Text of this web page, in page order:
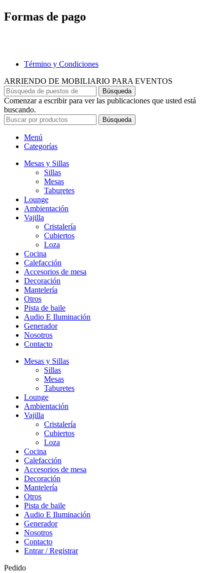
Formas de pago
Término y Condiciones
ARRIENDO DE MOBILIARIO PARA EVENTOS
Búsqueda
Comenzar a escribir para ver las publicaciones que usted está
buscando.
Búsqueda
Menú
Categorías
Mesas y Sillas
Sillas
Mesas
Taburetes
Lounge
Ambientación
Vajilla
Cristalería
Cubiertos
Loza
Cocina
Calefacción
Accesorios de mesa
Decoración
Mantelería
Otros
Pista de baile
Audio E Iluminación
Generador
Nosotros
Contacto
Mesas y Sillas
Sillas
Mesas
Taburetes
Lounge
Ambientación
Vajilla
Cristalería
Cubiertos
Loza
Cocina
Calefacción
Accesorios de mesa
Decoración
Mantelería
Otros
Pista de baile
Audio E Iluminación
Generador
Nosotros
Contacto
Entrar / Registrar
Pedido